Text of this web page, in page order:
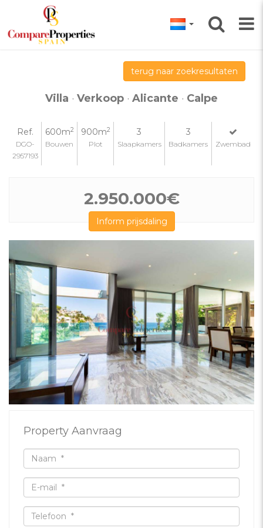
terug naar zoekresultaten
Villa · Verkoop · Alicante · Calpe
Ref.
DGO-
2957193
600m2
Bouwen
900m2
Plot
3
Slaapkamers
3
Badkamers Zwembad
2.950.000€
Inform prijsdaling
Property Aanvraag